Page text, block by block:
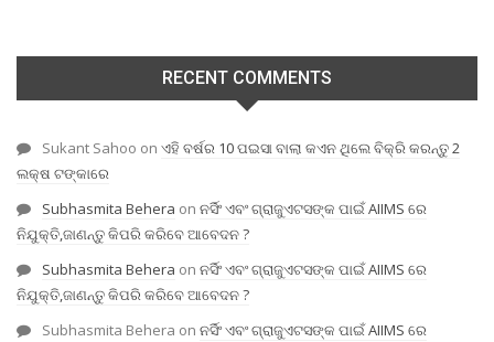
RECENT COMMENTS
Sukant Sahoo on ଏହି ବର୍ଷର 10 ପଇସା ବାଲା କଏନ ଥିଲେ ବିକ୍ରି କରନ୍ତୁ 2
ଲକ୍ଷ ଟଙ୍କାରେ
Subhasmita Behera on ନର୍ସିଂ ଏବଂ ଗ୍ରାଜୁଏଟସଙ୍କ ପାଇଁ AIIMS ରେ
ନିଯୁକ୍ତି,ଜାଣନ୍ତୁ କିପରି କରିବେ ଆବେଦନ ?
Subhasmita Behera on ନର୍ସିଂ ଏବଂ ଗ୍ରାଜୁଏଟସଙ୍କ ପାଇଁ AIIMS ରେ
ନିଯୁକ୍ତି,ଜାଣନ୍ତୁ କିପରି କରିବେ ଆବେଦନ ?
Subhasmita Behera on ନର୍ସିଂ ଏବଂ ଗ୍ରାଜୁଏଟସଙ୍କ ପାଇଁ AIIMS ରେ